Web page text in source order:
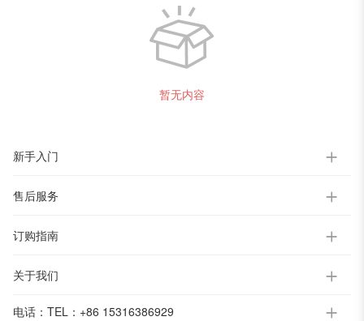
暂无内容
新手入门
售后服务
订购指南
关于我们
电话： TEL：+86 15316386929